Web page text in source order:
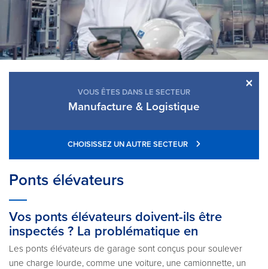
×
VOUS ÊTES DANS LE SECTEUR
Manufacture & Logistique
CHOISISSEZ UN AUTRE SECTEUR
Ponts élévateurs
Vos ponts élévateurs doivent-ils être
inspectés ? La problématique en
Les ponts élévateurs de garage sont conçus pour soulever
une charge lourde, comme une voiture, une camionnette, un